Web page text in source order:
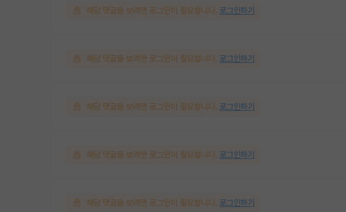
해당 댓글을 보려면 로그인이 필요합니다. 로그인하기
해당 댓글을 보려면 로그인이 필요합니다. 로그인하기
해당 댓글을 보려면 로그인이 필요합니다. 로그인하기
해당 댓글을 보려면 로그인이 필요합니다. 로그인하기
해당 댓글을 보려면 로그인이 필요합니다. 로그인하기